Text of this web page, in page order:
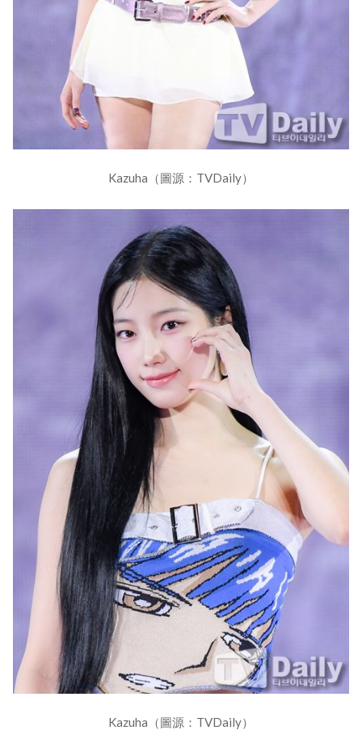
Kazuha（圖源：TVDaily）
Kazuha（圖源：TVDaily）